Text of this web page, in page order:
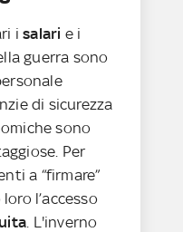
isalari e i
guerra sono
di sicurezza
sono
Per
a “firmare”
l’accesso
. L'inverno